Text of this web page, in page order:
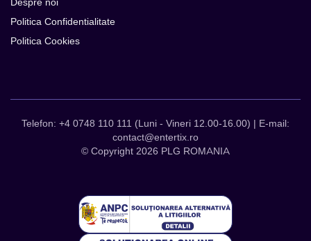
Politica Confidentialitate
Politica Cookies
Telefon: +4 0748 110 111 (Luni - Vineri 12.00-16.00) | E-mail:
contact@entertix.ro
© Copyright 2026 PLG ROMANIA